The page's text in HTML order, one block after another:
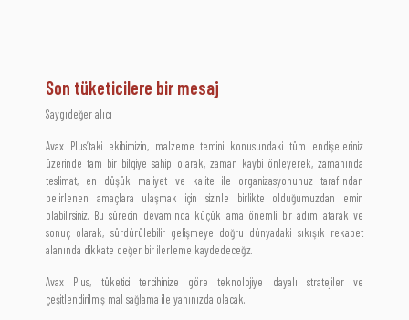
Son tüketicilere bir mesaj
Saygıdeğer alıcı
Avax Plus’taki ekibimizin, malzeme temini konusundaki tüm endişeleriniz
üzerinde tam bir bilgiye sahip olarak, zaman kaybi önleyerek, zamanında
teslimat, en düşük maliyet ve kalite ile organizasyonunuz tarafından
belirlenen amaçlara ulaşmak için sizinle birlikte olduğumuzdan emin
olabilirsiniz. Bu sürecin devamında küçük ama önemli bir adım atarak ve
sonuç olarak, sürdürülebilir gelişmeye doğru dünyadaki sıkışık rekabet
alanında dikkate değer bir ilerleme kaydedeceğiz.
Avax Plus, tüketici tercihinize göre teknolojiye dayalı stratejiler ve
çeşitlendirilmiş mal sağlama ile yanınızda olacak.